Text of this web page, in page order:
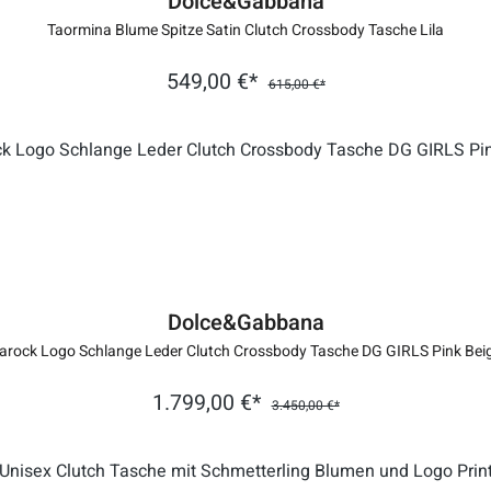
Taormina Blume Spitze Satin Clutch Crossbody Tasche Lila
549,00 €* 615,00 €*
Dolce&Gabbana
Logo Schlange Leder Clutch Crossbody Tasche DG GIRLS Pink
1.799,00 €* 3.450,00 €*